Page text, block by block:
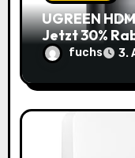
UGREEN
Jetzt 30%
10,99€
fuchs 3.